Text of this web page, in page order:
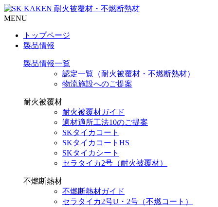
MENU
トップページ
製品情報
製品情報一覧
認定一覧（耐火被覆材・不燃断熱材）
物流施設へのご提案
耐火被覆材
耐火被覆材ガイド
適材適所工法10のご提案
SKタイカコート
SKタイカコートHS
SKタイカシート
セラタイカ2号（耐火被覆材）
不燃断熱材
不燃断熱材ガイド
セラタイカ2号U・2号（不燃コート）